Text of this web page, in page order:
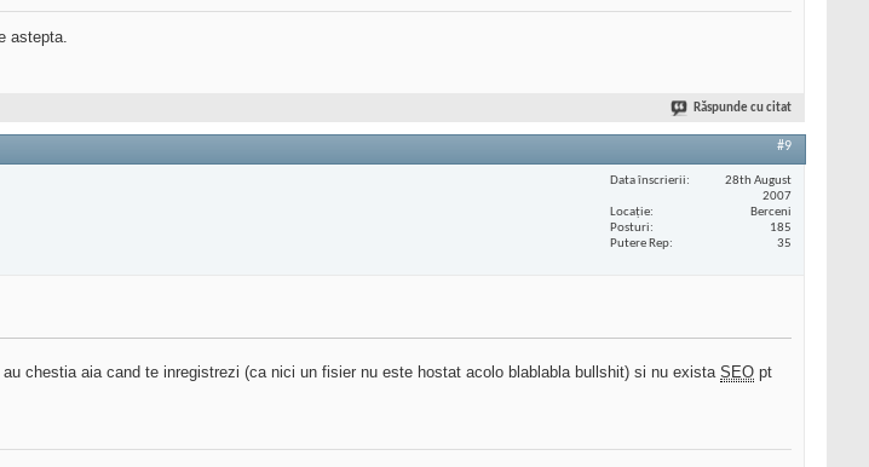
astepta.
Răspunde cu citat
#9
Data înscrierii
28th August
2007
Locaţie
Berceni
Posturi
185
Putere Rep
35
chestia aia cand te inregistrezi (ca nici un fisier nu este hostat acolo blablabla bullshit) si nu exista SEO pt